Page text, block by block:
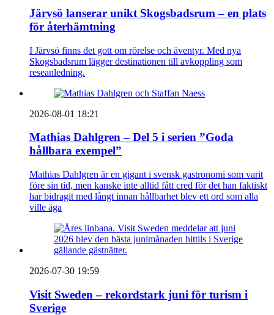
Järvsö lanserar unikt Skogsbadsrum – en plats
för återhämtning
I Järvsö finns det gott om rörelse och äventyr. Med nya
Skogsbadsrum lägger destinationen till avkoppling som
reseanledning.
2026-08-01 18:21
Mathias Dahlgren – Del 5 i serien ”Goda
hållbara exempel”
Mathias Dahlgren är en gigant i svensk gastronomi som varit
före sin tid, men kanske inte alltid fått cred för det han faktiskt
har bidragit med långt innan hållbarhet blev ett ord som alla
ville äga
2026-07-30 19:59
Visit Sweden – rekordstark juni för turism i
Sverige